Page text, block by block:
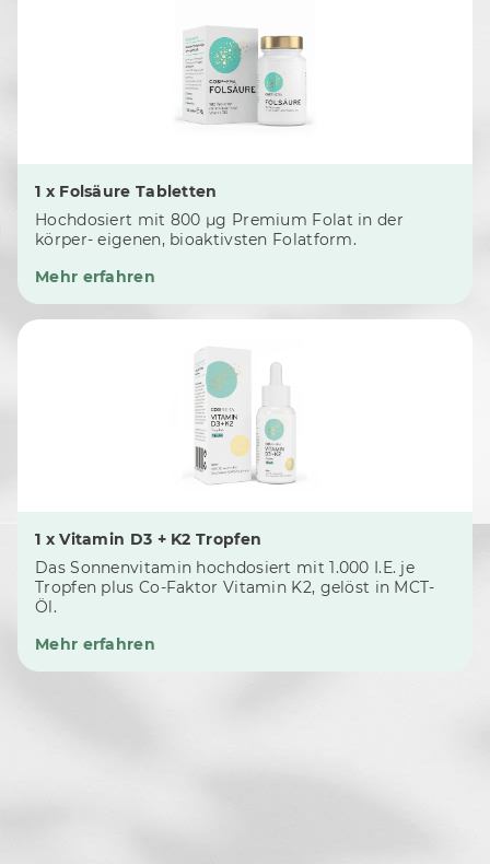
1 x Folsäure Tabletten
Hochdosiert mit 800 μg Premium Folat in der
körper- eigenen, bioaktivsten Folatform.
Mehr erfahren
1 x Vitamin D3 + K2 Tropfen
Das Sonnenvitamin hochdosiert mit 1.000 I.E. je
Tropfen plus Co-Faktor Vitamin K2, gelöst in MCT-
Öl.
Mehr erfahren